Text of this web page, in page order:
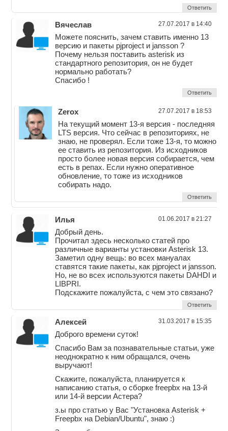
Ответить
Вячеслав 27.07.2017 в 14:40
Можете пояснить, зачем ставить именно 13
версию и пакеты pjproject и jansson ?
Почему нельзя поставить asterisk из
стандартного репозитория, он не будет
нормально работать?
Спасибо !
Ответить
Zerox 27.07.2017 в 18:53
На текущий момент 13-я версия - последняя
LTS версия. Что сейчас в репозиториях, не
знаю, не проверял. Если тоже 13-я, то можно
ее ставить из репозитория. Из исходников
просто более новая версия собирается, чем
есть в репах. Если нужно оперативное
обновление, то тоже из исходников
собирать надо.
Ответить
Илья 01.06.2017 в 21:27
Добрый день.
Прочитал здесь несколько статей про
различные варианты установки Asterisk 13.
Заметил одну вещь: во всех мануалах
ставятся такие пакеты, как pjproject и jansson.
Но, не во всех используются пакеты DAHDI и
LIBPRI.
Подскажите пожалуйста, с чем это связано?
Ответить
Алексей 31.03.2017 в 15:35
Доброго времени суток!
Спасибо Вам за познавательные статьи, уже
неоднократно к ним обращался, очень
выручают!
Скажите, пожалуйста, планируется к
написанию статья, о сборке freepbx на 13-й
или 14-й версии Астера?
з.ы про статью у Вас "Установка Asterisk +
Freepbx на Debian/Ubuntu", знаю :)